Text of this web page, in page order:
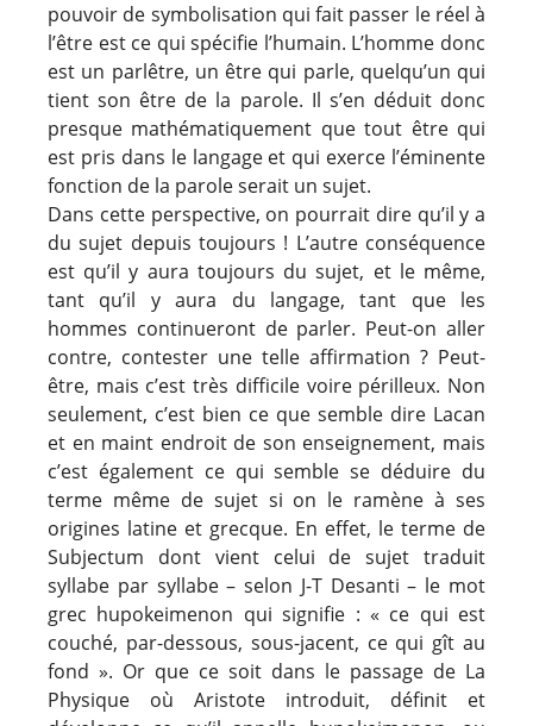
pouvoir de symbolisation qui fait passer le réel à
l’être est ce qui spécifie l’humain. L’homme donc
est un parlêtre, un être qui parle, quelqu’un qui
tient son être de la parole. Il s’en déduit donc
presque mathématiquement que tout être qui
est pris dans le langage et qui exerce l’éminente
fonction de la parole serait un sujet.
Dans cette perspective, on pourrait dire qu’il y a
du sujet depuis toujours ! L’autre conséquence
est qu’il y aura toujours du sujet, et le même,
tant qu’il y aura du langage, tant que les
hommes continueront de parler. Peut-on aller
contre, contester une telle affirmation ? Peut-
être, mais c’est très difficile voire périlleux. Non
seulement, c’est bien ce que semble dire Lacan
et en maint endroit de son enseignement, mais
c’est également ce qui semble se déduire du
terme même de sujet si on le ramène à ses
origines latine et grecque. En effet, le terme de
Subjectum dont vient celui de sujet traduit
syllabe par syllabe – selon J-T Desanti – le mot
grec hupokeimenon qui signifie : « ce qui est
couché, par-dessous, sous-jacent, ce qui gît au
fond ». Or que ce soit dans le passage de La
Physique où Aristote introduit, définit et